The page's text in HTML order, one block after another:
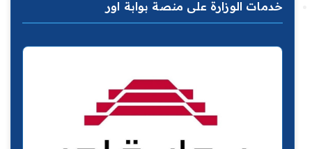
خدمات الوزارة على منصة بوابة اور